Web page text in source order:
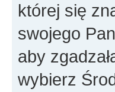
której się
swojego
aby
wybierz